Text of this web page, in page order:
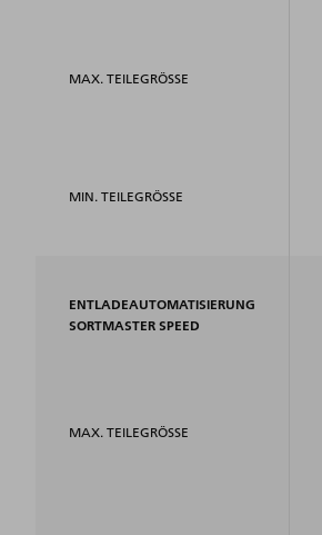
MAX. TEILEGRÖSSE
MIN. TEILEGRÖSSE
ENTLADEAUTOMATISIERUNG
SORTMASTER SPEED
MAX. TEILEGRÖSSE